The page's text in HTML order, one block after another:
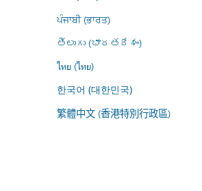
ਪੰਜਾਬੀ (ਭਾਰਤ)
తెలుగు (భారతదేశం)
ไทย (ไทย)
한국어 (대한민국)
繁體中文 (香港特別行政區)